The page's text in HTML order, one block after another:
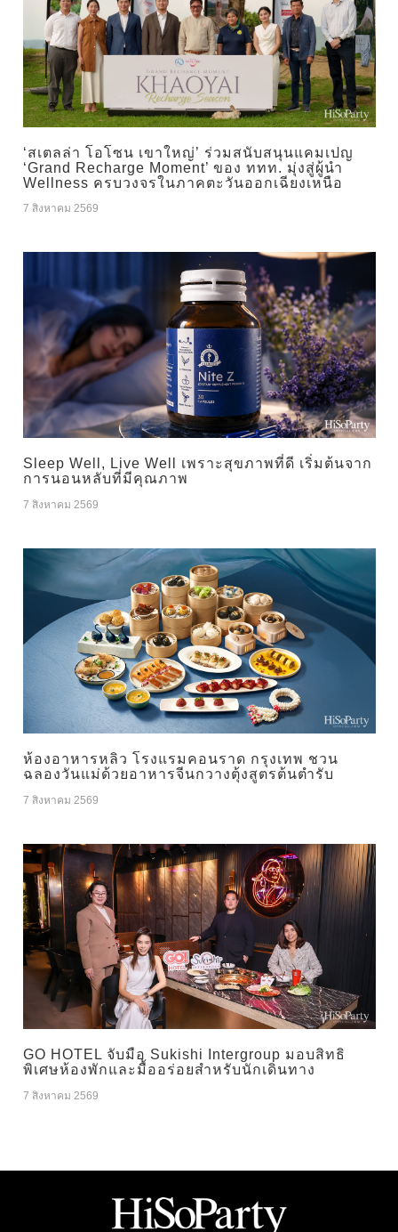
‘สเตลล่า โอโซน เขาใหญ่’ ร่วมสนับสนุนแคมเปญ
‘Grand Recharge Moment’ ของ ททท. มุ่งสู่ผู้นำ
Wellness ครบวงจรในภาคตะวันออกเฉียงเหนือ
7 สิงหาคม 2569
Sleep Well, Live Well เพราะสุขภาพที่ดี เริ่มต้นจาก
การนอนหลับที่มีคุณภาพ
7 สิงหาคม 2569
ห้องอาหารหลิว โรงแรมคอนราด กรุงเทพ ชวน
ฉลองวันแม่ด้วยอาหารจีนกวางตุ้งสูตรต้นตำรับ
7 สิงหาคม 2569
GO HOTEL จับมือ Sukishi Intergroup มอบสิทธิ
พิเศษห้องพักและมื้ออร่อยสำหรับนักเดินทาง
7 สิงหาคม 2569